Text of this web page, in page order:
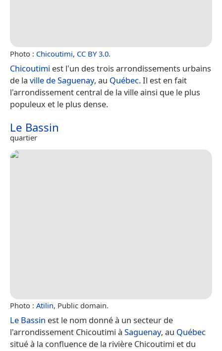
Photo : Chicoutimi, CC BY 3.0.
Chicoutimi est l'un des trois arrondissements urbains
de la ville de Saguenay, au Québec. Il est en fait
l'arrondissement central de la ville ainsi que le plus
populeux et le plus dense.
Le Bassin
quartier
Photo : Atilin, Public domain.
Le Bassin est le nom donné à un secteur de
l'arrondissement Chicoutimi à Saguenay, au Québec
situé à la confluence de la rivière Chicoutimi et du